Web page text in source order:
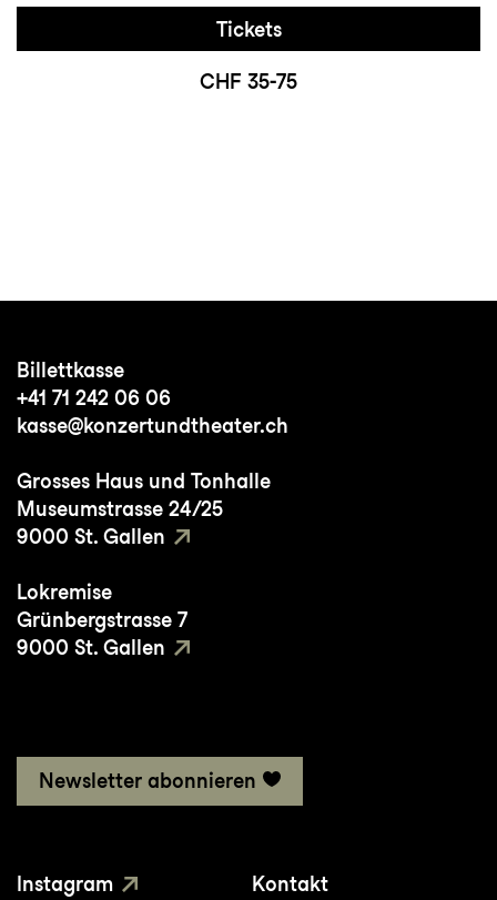
Tickets
CHF 35-75
Billettkasse
+41 71 242 06 06
kasse@konzertundtheater.ch
Grosses Haus und Tonhalle
Museumstrasse 24/25
9000 St. Gallen
Lokremise
Grünbergstrasse 7
9000 St. Gallen
Newsletter abonnieren
Instagram Kontakt